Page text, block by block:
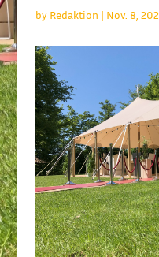
by Redaktion | Nov. 8,